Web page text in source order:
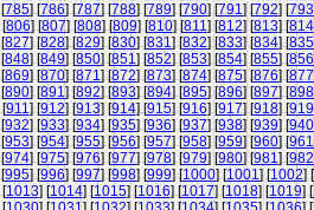
[785] [786] [787] [788] [789] [790] [791] [792] [793
[806] [807] [808] [809] [810] [811] [812] [813] [814
[827] [828] [829] [830] [831] [832] [833] [834] [835
[848] [849] [850] [851] [852] [853] [854] [855] [856
[869] [870] [871] [872] [873] [874] [875] [876] [877
[890] [891] [892] [893] [894] [895] [896] [897] [898
[911] [912] [913] [914] [915] [916] [917] [918] [919
[932] [933] [934] [935] [936] [937] [938] [939] [940
[953] [954] [955] [956] [957] [958] [959] [960] [961
[974] [975] [976] [977] [978] [979] [980] [981] [982
[995] [996] [997] [998] [999] [1000] [1001] [1002] [
[1013] [1014] [1015] [1016] [1017] [1018] [1019] [